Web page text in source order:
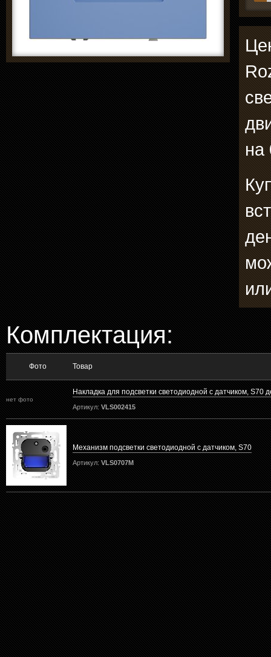
на
Комплектация:
Фото Товар
нет фото
Накладка для подсветки светодиодной с датчиком, S70
Артикул: VLS002415
Механизм подсветки светодиодной с датчиком, S70
Артикул: VLS0707M